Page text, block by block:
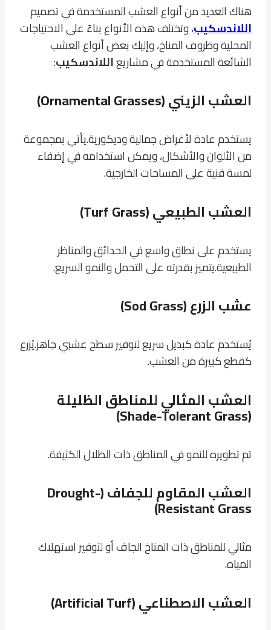
هناك العديد من أنواع العشب المستخدمة في تصميم
اللاندسكيب، وتختلف هذه الأنواع بناءً على الاحتياجات
المحلية وظروف المناخ، وإليك بعض أنواع العشب
الشائعة المستخدمة في مشاريعاللاندسكيب:
العشب الزيني (Ornamental Grasses)
يستخدم عادة لأغراض جمالية وديكورية.يأتي بمجموعة
من الألوان والأشكال، ويمكن استخدامه في إضفاء
لمسة فنية على المساحات الخارجية.
العشب الطبيعي (Turf Grass)
يستخدم على نطاق واسع في الحدائق والمناظر
الطبيعية.يتميز بقدرته على التحمل والنمو السريع.
عشب الزرع (Sod Grass)
يُستخدم عادة كبديل سريع لتوفير سطح عشبي جاهز.يُزرع
كقطع كبيرة من العشب.
العشب المثالي للمناطق الظليلة
(Shade-Tolerant Grass)
تم تطويره للنمو في المناطق ذات الظلال الكثيفة.
العشب المقاوم للجفاف (Drought-
Resistant Grass)
مثالي للمناطق ذات المناخ الجاف أو لتوفير استهلاك
المياه.
العشب الاصطناعي (Artificial Turf)